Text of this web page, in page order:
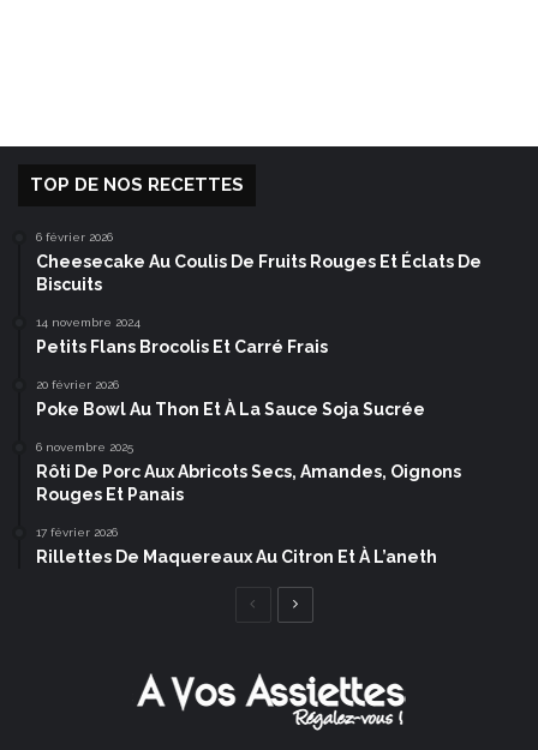
TOP DE NOS RECETTES
6 février 2026
Cheesecake Au Coulis De Fruits Rouges Et Éclats De
Biscuits
14 novembre 2024
Petits Flans Brocolis Et Carré Frais
20 février 2026
Poke Bowl Au Thon Et À La Sauce Soja Sucrée
6 novembre 2025
Rôti De Porc Aux Abricots Secs, Amandes, Oignons
Rouges Et Panais
17 février 2026
Rillettes De Maquereaux Au Citron Et À L’aneth
Page